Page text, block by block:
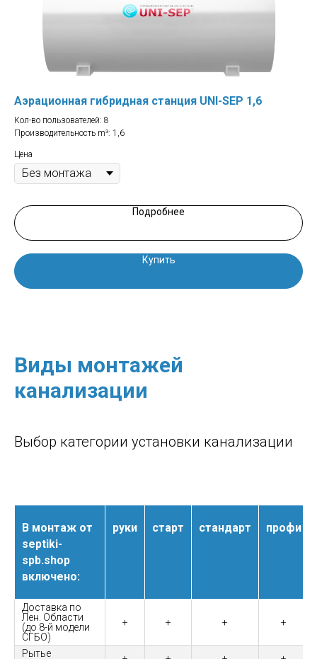
Аэрационная гибридная станция UNI-SEP 1,6
Кол-во пользователей: 8
Производительность m³: 1,6
Цена
Подробнее
Купить
Виды монтажей
канализации
Выбор категории установки канализации
В монтаж от
septiki-
spb.shop
включено:
руки старт стандарт профи
Доставка по
Лен. Области
(до 8-й модели
СГБО)
+ + + +
Рытье